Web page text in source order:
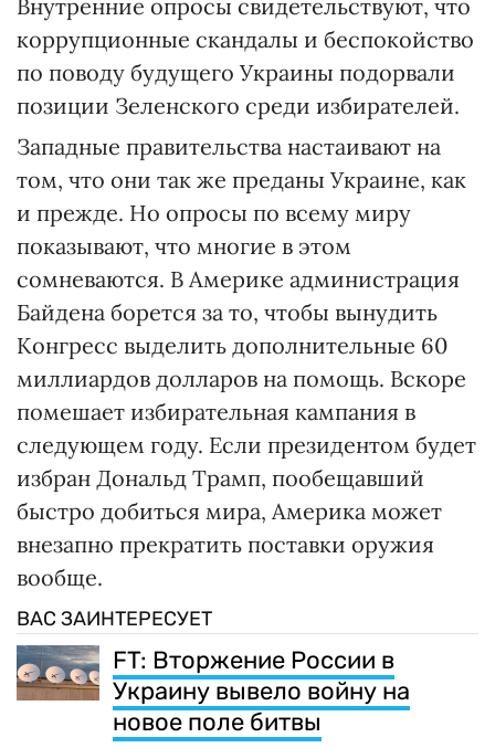
Внутренние опросы свидетельствуют, что
коррупционные скандалы и беспокойство
по поводу будущего Украины подорвали
позиции Зеленского среди избирателей.
Западные правительства настаивают на
том, что они так же преданы Украине, как
и прежде. Но опросы по всему миру
показывают, что многие в этом
сомневаются. В Америке администрация
Байдена борется за то, чтобы вынудить
Конгресс выделить дополнительные 60
миллиардов долларов на помощь. Вскоре
помешает избирательная кампания в
следующем году. Если президентом будет
избран Дональд Трамп, пообещавший
быстро добиться мира, Америка может
внезапно прекратить поставки оружия
вообще.
ВАС ЗАИНТЕРЕСУЕТ
FT: Вторжение России в
Украину вывело войну на
новое поле битвы